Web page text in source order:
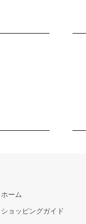
ホーム
ショッピングガイド